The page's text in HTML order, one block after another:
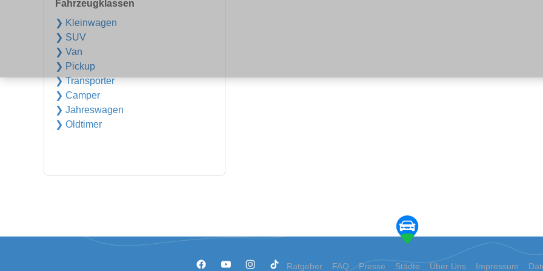
Fahrzeugklassen
❯ Kleinwagen
❯ SUV
❯ Van
❯ Pickup
❯ Transporter
❯ Camper
❯ Jahreswagen
❯ Oldtimer
Ratgeber FAQ Presse Städte Über Uns Impressum